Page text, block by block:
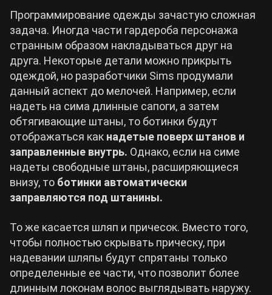
Программирование одежды зачастую сложная
задача. Иногда части гардероба персонажа
странным образом накладываться друг на
друга. Некоторые детали можно прикрыть
одеждой, но разработчики Sims продумали
данный аспект до мелочей. Например, если
надеть на сима длинные сапоги, а затем
обтягивающие штаны, то ботинки будут
отображаться как надетые поверх штанов и
заправленные внутрь. Однако, если на симе
надеты свободные штаны, расширяющиеся
внизу, то ботинки автоматически
заправляются под штанины.
То же касается шляп и причесок. Вместо того,
чтобы полностью скрывать прическу, при
надевании шляпы будут спрятаны только
определенные ее части, что позволит более
длинным локонам волос выглядывать наружу.